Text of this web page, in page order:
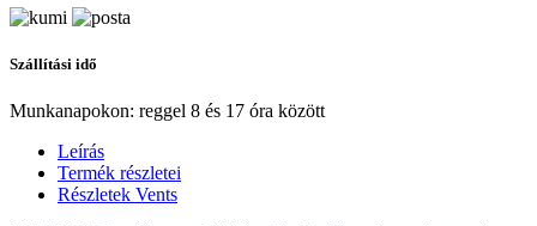
Szállítási idő
Munkanapokon: reggel 8 és 17 óra között
Leírás
Termék részletei
Részletek Vents